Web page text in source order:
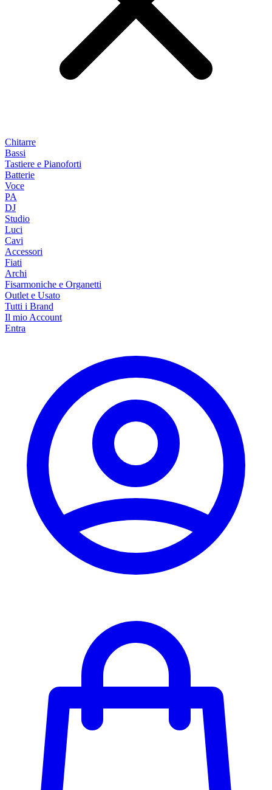
Chitarre
Bassi
Tastiere e Pianoforti
Batterie
Voce
PA
DJ
Studio
Luci
Cavi
Accessori
Fiati
Archi
Fisarmoniche e Organetti
Outlet e Usato
Tutti i Brand
Il mio Account
Entra